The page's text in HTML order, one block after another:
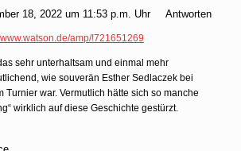
18, 2022 um 11:53 p.m. Uhr
Antworten
amp/!721651269
sehr unterhaltsam und einmal mehr
wie souverän Esther Sedlaczek bei
Turnier war. Vermutlich hätte sich so manche
wirklich auf diese Geschichte gestürzt.